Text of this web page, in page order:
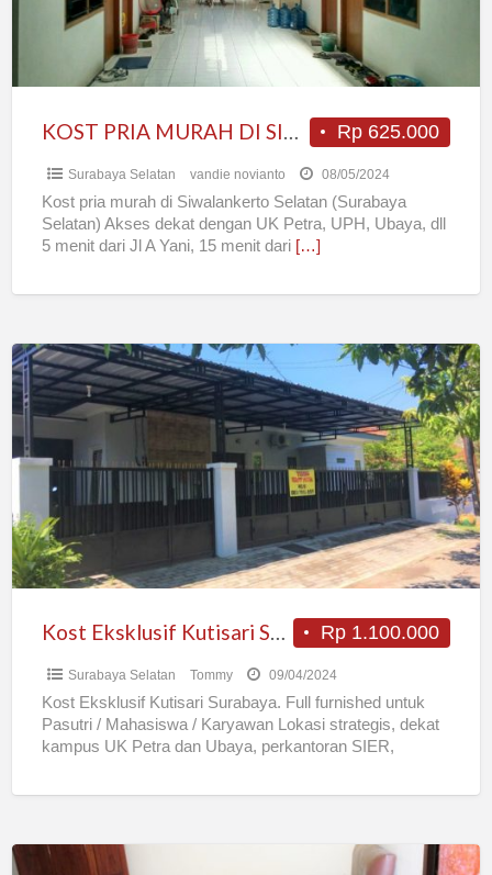
Rp 625.000
Surabaya Selatan vandie novianto 08/05/2024
Kost pria murah di Siwalankerto Selatan (Surabaya
Selatan) Akses dekat dengan UK Petra, UPH, Ubaya, dll
5 menit dari Jl A Yani, 15 menit dari […]
Kost
Eksklusif
Kutisari
Surabaya
Rp 1.100.000
Kost Eksklusif Kutisari Surabaya
Surabaya Selatan Tommy 09/04/2024
Kost Eksklusif Kutisari Surabaya. Full furnished untuk
Pasutri / Mahasiswa / Karyawan Lokasi strategis, dekat
kampus UK Petra dan Ubaya, perkantoran SIER,
GRIYA